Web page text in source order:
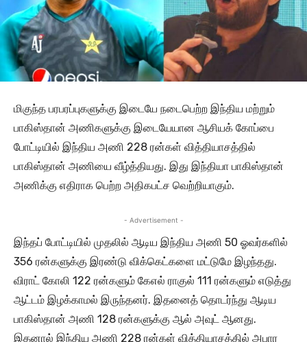
மிகுந்த பரபரப்புகளுக்கு இடையே நடைபெற்ற இந்திய மற்றும்
பாகிஸ்தான் அணிகளுக்கு இடையேயான ஆசியக் கோப்பை
போட்டியில் இந்திய அணி 228 ரன்கள் வித்தியாசத்தில்
பாகிஸ்தான் அணியை வீழ்த்தியது. இது இந்தியா பாகிஸ்தான்
அணிக்கு எதிராக பெற்ற அதிகபட்ச வெற்றியாகும்.
- Advertisement -
இந்தப் போட்டியில் முதலில் ஆடிய இந்திய அணி 50 ஓவர்களில்
356 ரன்களுக்கு இரண்டு விக்கெட்களை மட்டுமே இழந்தது.
விராட் கோலி 122 ரன்களும் கேஎல் ராகுல் 111 ரன்களும் எடுத்து
ஆட்டம் இழக்காமல் இருந்தனர். இதனைத் தொடர்ந்து ஆடிய
பாகிஸ்தான் அணி 128 ரன்களுக்கு ஆல் அவுட் ஆனது.
இதனால் இந்திய அணி 228 ரன்கள் வித்தியாசத்தில் அபார